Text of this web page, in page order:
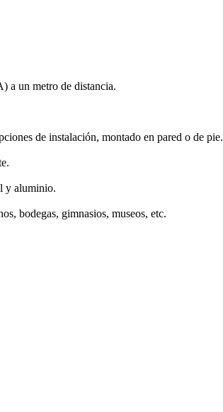
a un metro de distancia.
de instalación, montado en pared o de pie.
y aluminio.
bodegas, gimnasios, museos, etc.